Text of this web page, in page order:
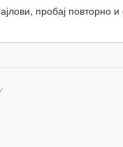
пробај повторно